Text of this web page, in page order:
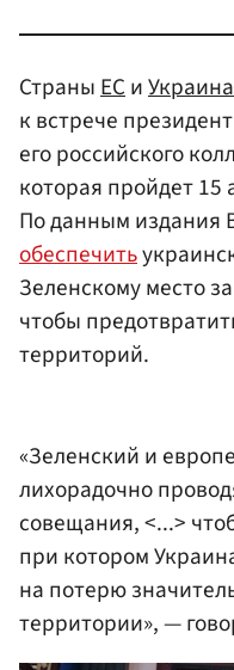
СтраныЕСиУкраина
к встрече
его российского
которая пройдет 15
По данным издания
обеспечить
Зеленскому место
чтобы
территорий.
«Зеленский и
лихорадочно
совещания, <...>
при котором
на потерю
территории», —